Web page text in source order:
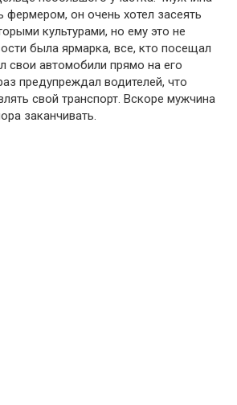
фермером, он очень хотел засеять
культурами, но ему это не
была ярмарка, все, кто посещал
свои автомобили прямо на его
предупреждал водителей, что
свой транспорт. Вскоре мужчина
заканчивать.